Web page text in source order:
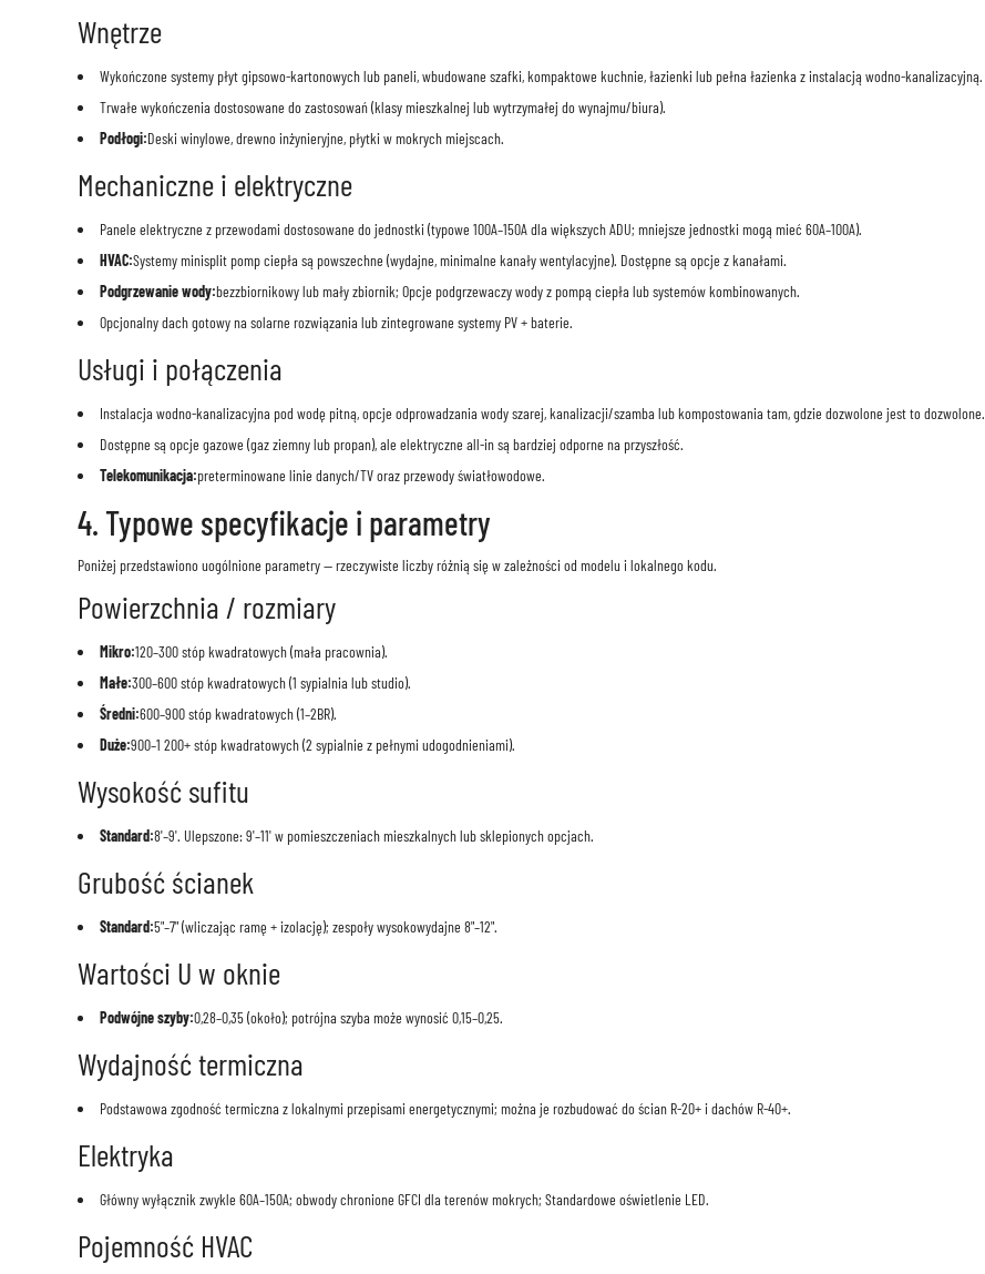
Wnętrze
Wykończone systemy płyt gipsowo-kartonowych lub paneli, wbudowane szafki, kompaktowe kuchnie, łazienki lub pełna łazienka z instalacją wodno-kanalizacyjną.
Trwałe wykończenia dostosowane do zastosowań (klasy mieszkalnej lub wytrzymałej do wynajmu/biura).
Podłogi:Deski winylowe, drewno inżynieryjne, płytki w mokrych miejscach.
Mechaniczne i elektryczne
Panele elektryczne z przewodami dostosowane do jednostki (typowe 100A–150A dla większych ADU; mniejsze jednostki mogą mieć 60A–100A).
HVAC:Systemy minisplit pomp ciepła są powszechne (wydajne, minimalne kanały wentylacyjne). Dostępne są opcje z kanałami.
Podgrzewanie wody:bezzbiornikowy lub mały zbiornik; Opcje podgrzewaczy wody z pompą ciepła lub systemów kombinowanych.
Opcjonalny dach gotowy na solarne rozwiązania lub zintegrowane systemy PV + baterie.
Usługi i połączenia
Instalacja wodno-kanalizacyjna pod wodę pitną, opcje odprowadzania wody szarej, kanalizacji/szamba lub kompostowania tam, gdzie dozwolone jest to dozwolone.
Dostępne są opcje gazowe (gaz ziemny lub propan), ale elektryczne all-in są bardziej odporne na przyszłość.
Telekomunikacja:preterminowane linie danych/TV oraz przewody światłowodowe.
4. Typowe specyfikacje i parametry
Poniżej przedstawiono uogólnione parametry — rzeczywiste liczby różnią się w zależności od modelu i lokalnego kodu.
Powierzchnia / rozmiary
Mikro:120–300 stóp kwadratowych (mała pracownia).
Małe:300–600 stóp kwadratowych (1 sypialnia lub studio).
Średni:600–900 stóp kwadratowych (1–2BR).
Duże:900–1 200+ stóp kwadratowych (2 sypialnie z pełnymi udogodnieniami).
Wysokość sufitu
Standard:8'–9'. Ulepszone: 9'–11' w pomieszczeniach mieszkalnych lub sklepionych opcjach.
Grubość ścianek
Standard:5"–7" (wliczając ramę + izolację); zespoły wysokowydajne 8"–12".
Wartości U w oknie
Podwójne szyby:0,28–0,35 (około); potrójna szyba może wynosić 0,15–0,25.
Wydajność termiczna
Podstawowa zgodność termiczna z lokalnymi przepisami energetycznymi; można je rozbudować do ścian R-20+ i dachów R-40+.
Elektryka
Główny wyłącznik zwykle 60A–150A; obwody chronione GFCI dla terenów mokrych; Standardowe oświetlenie LED.
Pojemność HVAC